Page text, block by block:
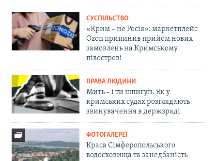
СУСПІЛЬСТВО
«Крим – не Росія»: маркетплейс
Ozon припинив прийом нових
замовлень на Кримському
півострові
ПРАВА ЛЮДИНИ
Мить – і ти шпигун. Як у
кримських судах розглядають
звинувачення в держзраді
ФОТОГАЛЕРЕЇ
Краса Сімферопольського
водосховища та занедбаність